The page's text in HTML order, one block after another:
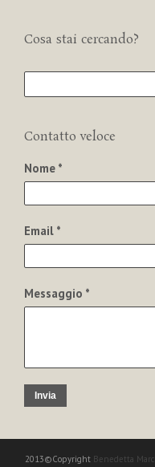
Cosa stai cercando?
Contatto veloce
Nome *
Email *
Messaggio *
Invia
2013©Copyright Benedetta